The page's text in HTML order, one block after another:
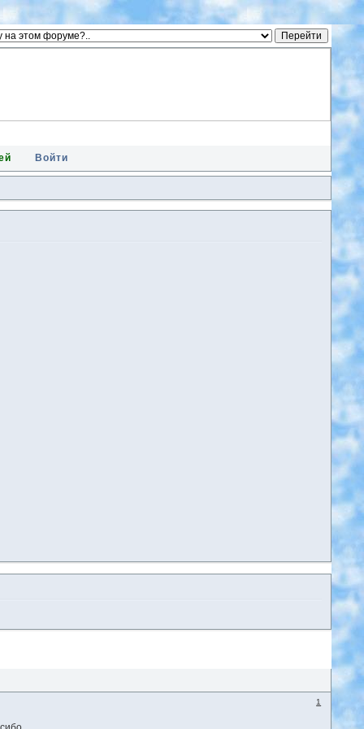
Войти
1